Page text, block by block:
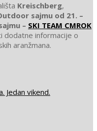
Kreischberg,
sajmu od 21. –
– SKI TEAM CMROK
dodatne informacije o
aranžmana.
Jedan vikend.